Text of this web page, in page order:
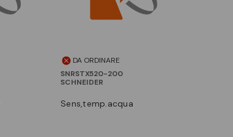
DA ORDINARE
SNRSTX520-200
SCHNEIDER
sens,temp.acqua